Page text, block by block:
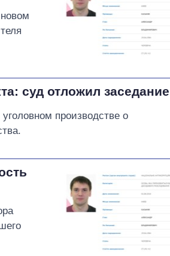
суд отложил заседание
производстве о